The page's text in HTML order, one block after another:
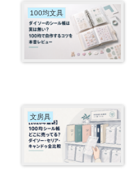
100均文具
文房具